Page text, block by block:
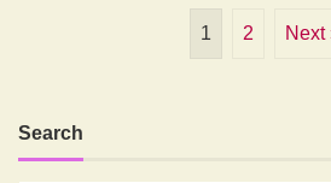
1 2 Next
Search